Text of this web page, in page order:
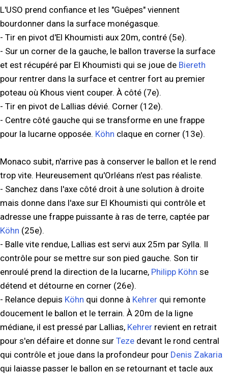
L'USO prend confiance et les "Guêpes" viennent
bourdonner dans la surface monégasque.
- Tir en pivot d'El Khoumisti aux 20m, contré (5e).
- Sur un corner de la gauche, le ballon traverse la surface
et est récupéré par El Khoumisti qui se joue de Biereth
pour rentrer dans la surface et centrer fort au premier
poteau où Khous vient couper. À côté (7e).
- Tir en pivot de Lallias dévié. Corner (12e).
- Centre côté gauche qui se transforme en une frappe
pour la lucarne opposée. Köhn claque en corner (13e).
Monaco subit, n'arrive pas à conserver le ballon et le rend
trop vite. Heureusement qu'Orléans n'est pas réaliste.
- Sanchez dans l'axe côté droit à une solution à droite
mais donne dans l'axe sur El Khoumisti qui contrôle et
adresse une frappe puissante à ras de terre, captée par
Köhn (25e).
- Balle vite rendue, Lallias est servi aux 25m par Sylla. Il
contrôle pour se mettre sur son pied gauche. Son tir
enroulé prend la direction de la lucarne, Philipp Köhn se
détend et détourne en corner (26e).
- Relance depuis Köhn qui donne à Kehrer qui remonte
doucement le ballon et le terrain. À 20m de la ligne
médiane, il est pressé par Lallias, Kehrer revient en retrait
pour s'en défaire et donne sur Teze devant le rond central
qui contrôle et joue dans la profondeur pour Denis Zakaria
qui laiasse passer le ballon en se retournant et tacle aux